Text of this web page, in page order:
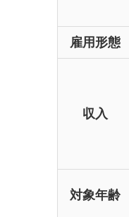
雇用形態
収入
対象年齢